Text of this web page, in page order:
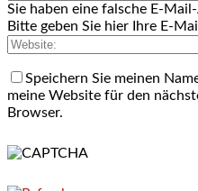
Sie haben eine falsche E-
Bitte geben Sie hier Ihre E-
Speichern Sie meinen
meine Website für den
Browser.